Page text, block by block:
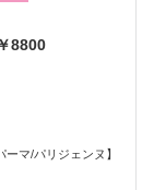
8800
ーマ/パリジェンヌ】